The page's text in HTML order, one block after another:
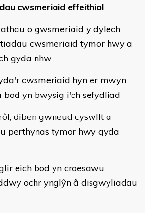
cwsmeriaid effeithiol
o gwsmeriaid y dylech
cwsmeriaid tymor hwy a
gyda nhw
cwsmeriaid hyn er mwyn
bod yn bwysig i'ch sefydliad
diben gwneud cyswllt a
perthynas tymor hwy gyda
eich bod yn croesawu
ochr ynglŷn â disgwyliadau